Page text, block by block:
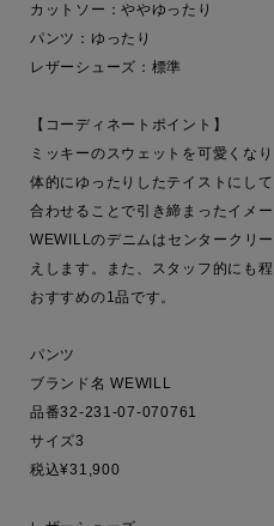
カットソー：ややゆったり
パンツ：ゆったり
レザーシューズ：標準
【コーディネートポイント】
ミッキーのスウェットを可愛くな
体的にゆったりしたテイストにし
合わせることで引き締まったイメー
WEWILLのデニムはセンタークリ
えします。また、スタッフ的にも
おすすめの1品です。
パンツ
ブランド名 WEWILL
品番32-231-07-070761
サイズ3
税込¥31,900